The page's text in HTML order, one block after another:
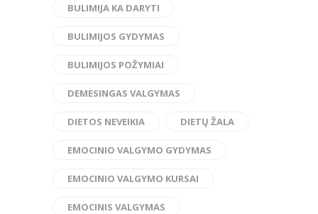
BULIMIJA KA DARYTI
BULIMIJOS GYDYMAS
BULIMIJOS POŽYMIAI
DEMESINGAS VALGYMAS
DIETOS NEVEIKIA DIETŲ ŽALA
EMOCINIO VALGYMO GYDYMAS
EMOCINIO VALGYMO KURSAI
EMOCINIS VALGYMAS